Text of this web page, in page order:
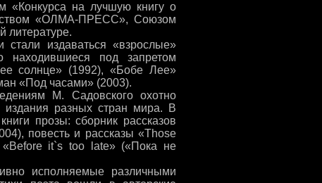
«Конкурса на лучшую книгу о
«ОЛМА-ПРЕСС», Союзом
литературе.
издаваться «взрослые»
находившиеся под запретом
солнце» (1992), «Бобе Лее»
«Под часами» (2003).
М. Садовского охотно
издания разных стран мира. В
прозы: сборник рассказов
повесть и рассказы «Those
it`s too late» («Пока не
исполняемые различными